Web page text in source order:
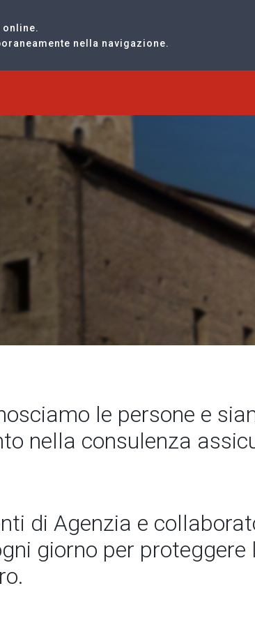
nella navigazione.
le persone e
nella consulenza
di Agenzia e
giorno per proteggere